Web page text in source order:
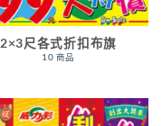
2×3尺各式折扣布旗
10 商品